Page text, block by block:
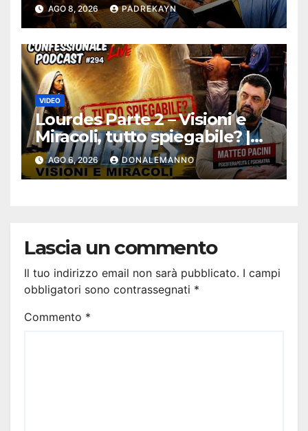
AGO 8, 2026 PADREKAYN
VIDEO
Lourdes Parte 2 – Visioni e
Miracoli, tutto spiegabile? |
Debunking |
#ConfessionalePodcast 294
AGO 6, 2026 DONALEMANNO
Lascia un commento
Il tuo indirizzo email non sarà pubblicato. I campi
obbligatori sono contrassegnati *
Commento *